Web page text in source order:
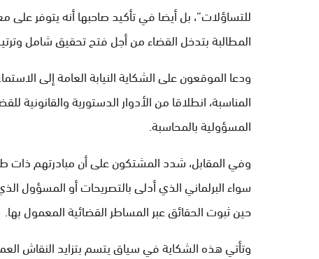
للتساؤلات”، بل أيضا في تأكيد صاحبها أنه يتوفر
المطالبة بتدخل القضاء من أجل فتح تحقيق شامل وترتيب
ودعا الموقعون على الشكاية النيابة العامة إلى
المناسبة، انطلاقا من الأدوار الدستورية والقانونية
المسؤولية بالمحاسبة.
وفي المقابل، شدد المشتكون على أن مبادرتهم
سواء البرلماني الذي أدلى بالتصريحات أو المسؤول
حين ثبوت الحقائق عبر المساطر القضائية المعمول بها.
وتأتي هذه الشكاية في سياق يتسم بتزايد النقاش